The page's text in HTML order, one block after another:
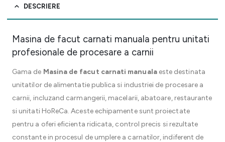
DESCRIERE
Masina de facut carnati manuala pentru unitati
profesionale de procesare a carnii
Gama de Masina de facut carnati manualaeste destinata
unitatilor de alimentatie publica si industriei de procesare a
carnii, incluzand carmangerii, macelarii, abatoare, restaurante
si unitati HoReCa. Aceste echipamente sunt proiectate
pentru a oferi eficienta ridicata, control precis si rezultate
constante in procesul de umplere a carnatilor, indiferent de